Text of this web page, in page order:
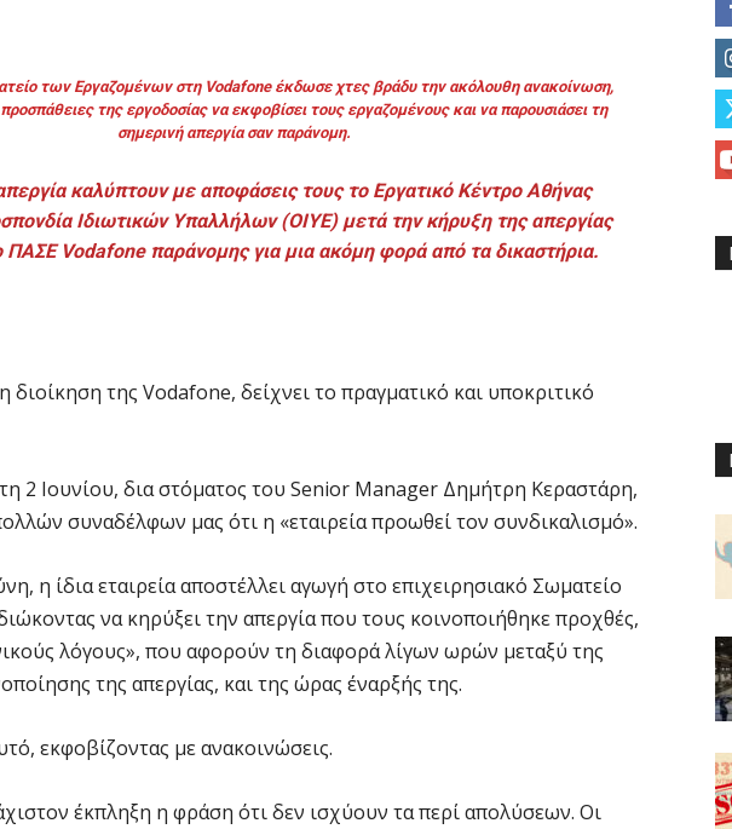
των Εργαζομένων στη Vodafone έκδωσε χτες βράδυ την ακόλουθη ανακοίνωση,
της εργοδοσίας να εκφοβίσει τους εργαζομένους και να παρουσιάσει τη
σημερινή απεργία σαν παράνομη.
καλύπτουν με αποφάσεις τους το Εργατικό Κέντρο Αθήνας
Ιδιωτικών Υπαλλήλων (ΟΙΥΕ) μετά την κήρυξη της απεργίας
ΠΑΣΕ Vodafone παράνομης για μια ακόμη φορά από τα δικαστήρια.
διοίκηση της Vodafone, δείχνει το πραγματικό και υποκριτικό
2 Ιουνίου, δια στόματος του Senior Manager Δημήτρη Κεραστάρη,
συναδέλφων μας ότι η «εταιρεία προωθεί τον συνδικαλισμό».
η ίδια εταιρεία αποστέλλει αγωγή στο επιχειρησιακό Σωματείο
να κηρύξει την απεργία που τους κοινοποιήθηκε προχθές,
λόγους», που αφορούν τη διαφορά λίγων ωρών μεταξύ της
της απεργίας, και της ώρας έναρξής της.
εκφοβίζοντας με ανακοινώσεις.
έκπληξη η φράση ότι δεν ισχύουν τα περί απολύσεων. Οι